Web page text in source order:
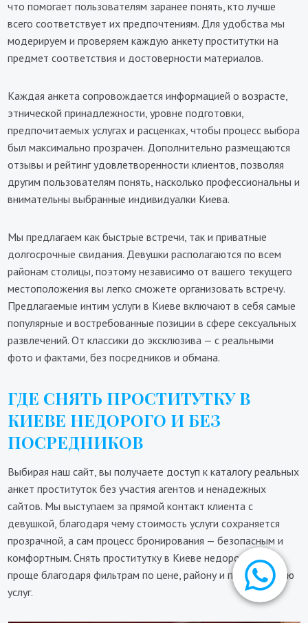
что помогает пользователям заранее понять, кто лучше
всего соответствует их предпочтениям. Для удобства мы
модерируем и проверяем каждую анкету проститутки на
предмет соответствия и достоверности материалов.
Каждая анкета сопровождается информацией о возрасте,
этнической принадлежности, уровне подготовки,
предпочитаемых услугах и расценках, чтобы процесс выбора
был максимально прозрачен. Дополнительно размещаются
отзывы и рейтинг удовлетворенности клиентов, позволяя
другим пользователям понять, насколько профессиональны и
внимательны выбранные индивидуалки Киева.
Мы предлагаем как быстрые встречи, так и приватные
долгосрочные свидания. Девушки располагаются по всем
районам столицы, поэтому независимо от вашего текущего
местоположения вы легко сможете организовать встречу.
Предлагаемые интим услуги в Киеве включают в себя самые
популярные и востребованные позиции в сфере сексуальных
развлечений. От классики до эксклюзива — с реальными
фото и фактами, без посредников и обмана.
ГДЕ СНЯТЬ ПРОСТИТУТКУ В
КИЕВЕ НЕДОРОГО И БЕЗ
ПОСРЕДНИКОВ
Выбирая наш сайт, вы получаете доступ к каталогу реальных
анкет проституток без участия агентов и ненадежных
сайтов. Мы выступаем за прямой контакт клиента с
девушкой, благодаря чему стоимость услуги сохраняется
прозрачной, а сам процесс бронирования — безопасным и
комфортным. Снять проститутку в Киеве недорого стало
проще благодаря фильтрам по цене, району и предложению
услуг.